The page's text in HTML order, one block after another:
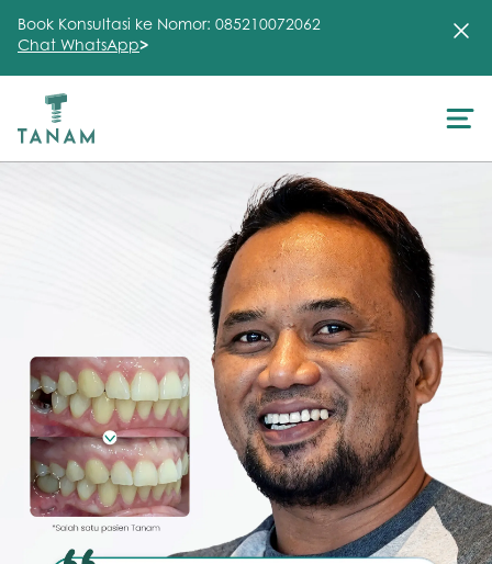
About Us
FAQ
Articles
Promo &
Book Konsultasi ke Nomor: 085210072062
Chat WhatsApp>